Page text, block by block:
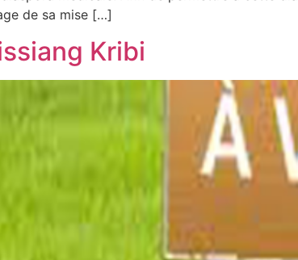
de sa mise […]
Kribi